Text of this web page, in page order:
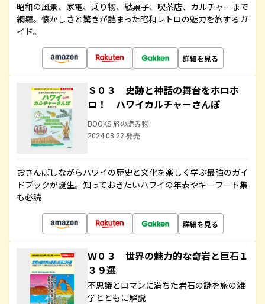
昭和の風景、家電、乗り物、駄菓子、喫茶店、カルチャーまで
網羅。懐かしさと驚きが詰まった昭和レトロの魅力を旅するガ
イド。
詳細を見る
Ｓ０３ 史跡と神話の舞台をホロホ
ロ！ ハワイカルチャーさんぽ
BOOKS 旅の読み物
2024.03.22 発売
おさんぽしながらハワイの歴史と文化を楽しく学ぶ最強のガイ
ドブックが誕生。知っておきたいハワイの年表やキーワード集
も必読
詳細を見る
Ｗ０３ 世界の魅力的な奇岩と巨石１
３９選
不思議とロマンに満ちた岩石の謎を旅の雑
学とともに解説